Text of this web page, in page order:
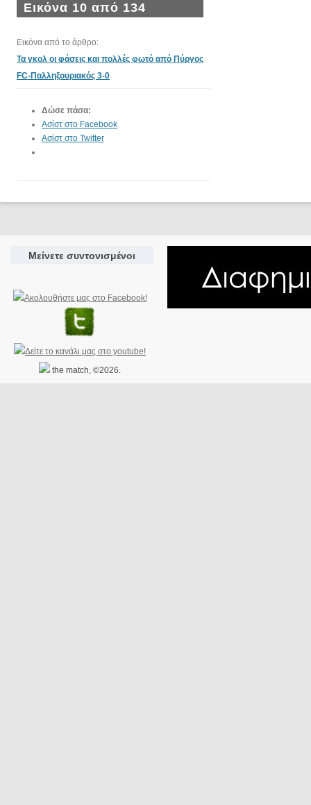
Εικόνα 10 από 134
Εικόνα από το άρθρο:
Τα γκολ οι φάσεις και πολλές φωτό από Πύργος
FC-Παλληξουριακός 3-0
Δώσε πάσα:
Ασίστ στο Facebook
Ασίστ στο Twitter
Μείνετε συντονισμένοι
the match, ©2026.